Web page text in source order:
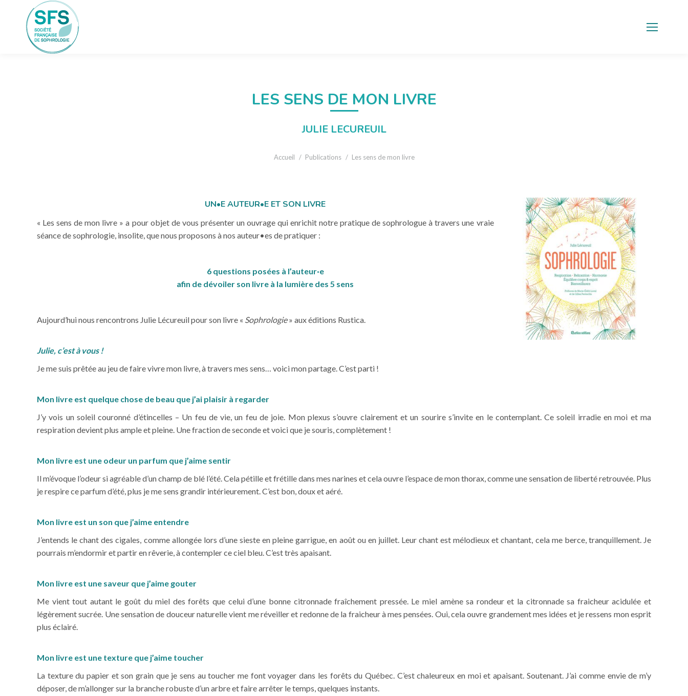
LES SENS DE MON LIVRE
JULIE LECUREUIL
Vous êtes ici :
Accueil Publications Les sens de mon livre
UN•E AUTEUR•E ET SON LIVRE
« Les sens de mon livre » a pour objet de vous présenter un ouvrage qui enrichit notre pratique de sophrologue à travers une vraie
séance de sophrologie, insolite, que nous proposons à nos auteur•es de pratiquer :
6 questions posées à l’auteur·e
afin de dévoiler son livre à la lumière des 5 sens
Aujourd’hui nous rencontrons Julie Lécureuil pour son livre « Sophrologie» aux éditions Rustica.
Julie, c’est à vous !
Je me suis prêtée au jeu de faire vivre mon livre, à travers mes sens… voici mon partage. C’est parti !
Mon livre est quelque chose de beau que j’ai plaisir à regarder
J’y vois un soleil couronné d’étincelles – Un feu de vie, un feu de joie. Mon plexus s’ouvre clairement et un sourire s’invite en le contemplant. Ce soleil irradie en moi et ma
respiration devient plus ample et pleine. Une fraction de seconde et voici que je souris, complètement !
Mon livre est une odeur un parfum que j’aime sentir
Il m’évoque l’odeur si agréable d’un champ de blé l’été. Cela pétille et frétille dans mes narines et cela ouvre l’espace de mon thorax, comme une sensation de liberté retrouvée. Plus
je respire ce parfum d’été, plus je me sens grandir intérieurement. C’est bon, doux et aéré.
Mon livre est un son que j’aime entendre
J’entends le chant des cigales, comme allongée lors d’une sieste en pleine garrigue, en août ou en juillet. Leur chant est mélodieux et chantant, cela me berce, tranquillement. Je
pourrais m’endormir et partir en rêverie, à contempler ce ciel bleu. C’est très apaisant.
Mon livre est une saveur que j’aime gouter
Me vient tout autant le goût du miel des forêts que celui d’une bonne citronnade fraîchement pressée. Le miel amène sa rondeur et la citronnade sa fraicheur acidulée et
légèrement sucrée. Une sensation de douceur naturelle vient me réveiller et redonne de la fraicheur à mes pensées. Oui, cela ouvre grandement mes idées et je ressens mon esprit
plus éclairé.
Mon livre est une texture que j’aime toucher
La texture du papier et son grain que je sens au toucher me font voyager dans les forêts du Québec. C’est chaleureux en moi et apaisant. Soutenant. J’ai comme envie de m’y
déposer, de m’allonger sur la branche robuste d’un arbre et faire arrêter le temps, quelques instants.